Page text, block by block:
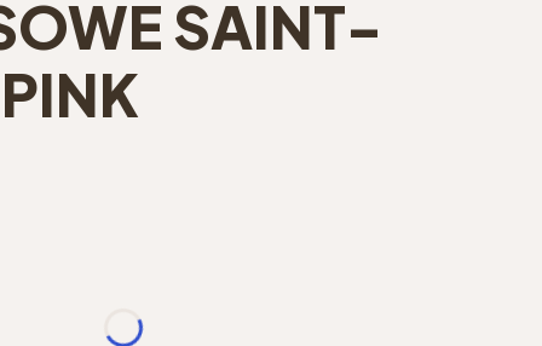
SAINT-